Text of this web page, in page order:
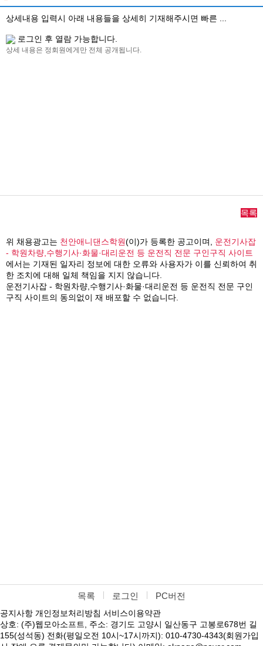
상세내용 입력시 아래 내용들을 상세히 기재해주시면 빠른 ...
로그인 후 열람 가능합니다.
상세 내용은 정회원에게만 전체 공개됩니다.
목록
위 채용광고는 천안애니댄스학원(이)가 등록한 공고이며, 운전기사잡
- 학원차량,수행기사·화물·대리운전 등 운전직 전문 구인구직 사이트
에서는 기재된 일자리 정보에 대한 오류와 사용자가 이를 신뢰하여 취
한 조치에 대해 일체 책임을 지지 않습니다.
운전기사잡 - 학원차량,수행기사·화물·대리운전 등 운전직 전문 구인
구직 사이트의 동의없이 재 배포할 수 없습니다.
목록 로그인 PC버전
공지사항 개인정보처리방침 서비스이용약관
상호: (주)웹모아소프트, 주소: 경기도 고양시 일산동구 고봉로678번 길
155(성석동) 전화(평일오전 10시~17시까지): 010-4730-4343(회원가입